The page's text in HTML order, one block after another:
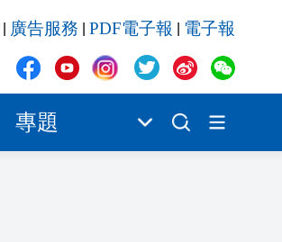
廣告服務 PDF電子報 電子報
專題